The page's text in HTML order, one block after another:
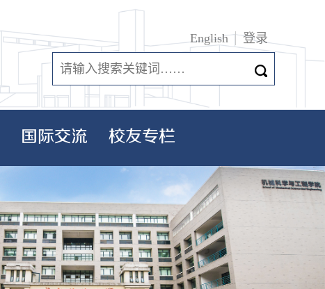
English 登录
国际交流 校友专栏